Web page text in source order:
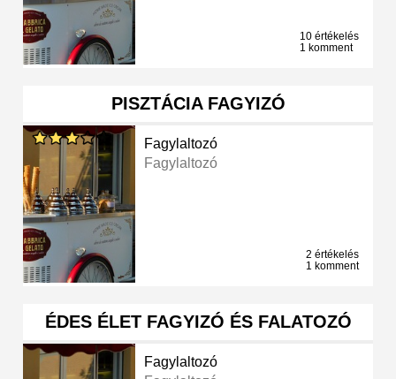
10 értékelés
1 komment
PISZTÁCIA FAGYIZÓ
Fagylaltozó
Fagylaltozó
2 értékelés
1 komment
ÉDES ÉLET FAGYIZÓ ÉS FALATOZÓ
Fagylaltozó